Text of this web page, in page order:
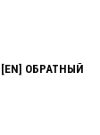
[EN] ОБРАТНЫЙ